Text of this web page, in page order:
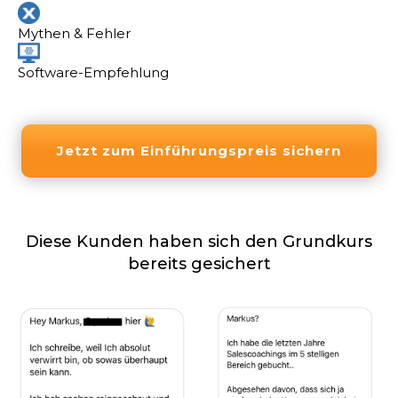
und wie du diese langfristig in deinen Vertrieb
Mythen & Fehler
Software-Empfehlung
Jetzt zum Einführungspreis sichern
Diese Kunden haben sich den Grundkurs
bereits gesichert